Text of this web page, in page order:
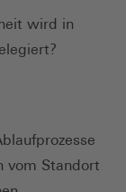
wird in
vom Standort